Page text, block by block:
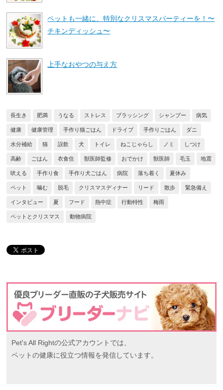
ペットも一緒に、特別なクリスマスパーティーを！〜
チキンディッシュ〜
上手なおやつの与え方
長生き 肥満 うなる ストレス ブラッシング シャンプー 病気
健康 健康管理 手作り猫ごはん ドライブ 手作りごはん ダニ
水分補給 猫 誤飲 犬 トイレ ねこじゃらし ノミ しつけ
高齢 ごはん 衣食住 獣医師監修 おでかけ 獣医師 毛玉 地震
吠える 手作り食 手作り犬ごはん 病院 落ち着く 夏休み
ペット 噛む 脱毛 クリスマスディナー リード 散歩 緊急備え
インタビュー 夏 フード 熱中症 行動特性 梅雨
ペットとクリスマス 動物病院
Pet's All Rightの公式アカウントでは、
ペットの健康に役立つ情報を発信しています。